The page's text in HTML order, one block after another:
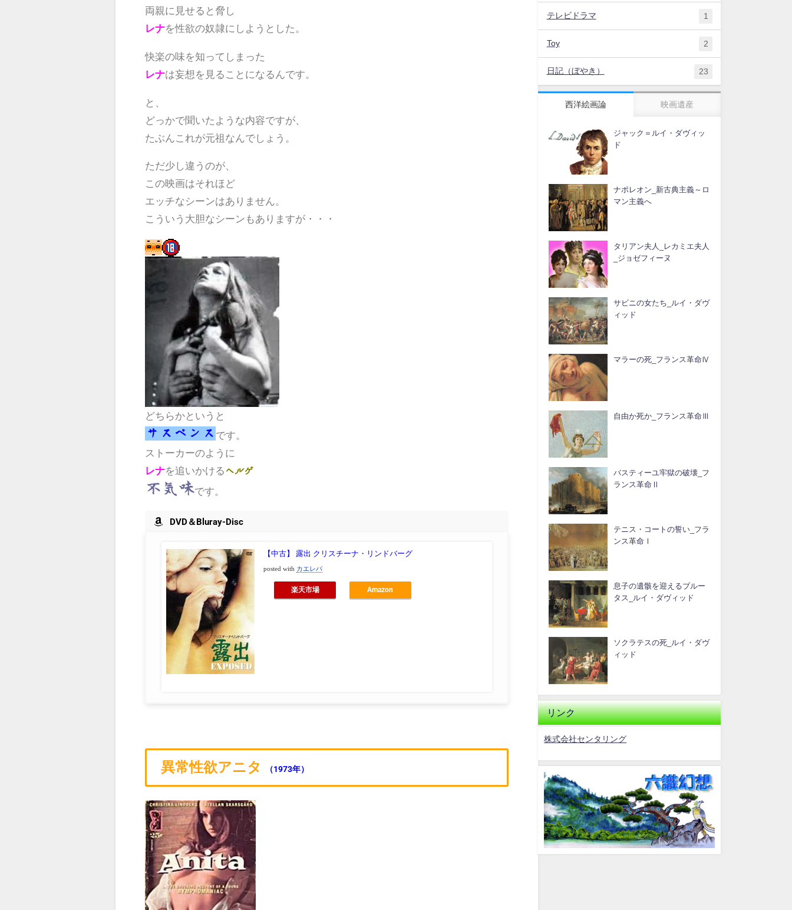
両親に見せると脅し
レナを性欲の奴隷にしようとした。
快楽の味を知ってしまった
レナは妄想を見ることになるんです。
と、
どっかで聞いたような内容ですが、
たぶんこれが元祖なんでしょう。
ただ少し違うのが、
この映画はそれほど
エッチなシーンはありません。
こういう大胆なシーンもありますが・・・
どちらかというと
サスペンス です。
ストーカーのように
レナを追いかける ヘルゲ
不気味です。
DVD＆Bluray-Disc
【中古】 露出 クリスチーナ・リンドバーグ
posted with カエレバ
楽天市場 Amazon
異常性欲アニタ （1973年）
テレビドラマ 1
Toy 2
日記（ぼやき） 23
西洋絵画論 映画遺産
ジャック＝ルイ・ダヴィッ
ド
ナポレオン_新古典主義～ロ
マン主義へ
タリアン夫人_レカミエ夫人
_ジョゼフィーヌ
サビニの女たち_ルイ・ダヴ
ィッド
マラーの死_フランス革命Ⅳ
自由か死か_フランス革命Ⅲ
バスティーユ牢獄の破壊_フ
ランス革命Ⅱ
テニス・コートの誓い_フラ
ンス革命Ⅰ
息子の遺骸を迎えるブルー
タス_ルイ・ダヴィッド
ソクラテスの死_ルイ・ダヴ
ィッド
リンク
株式会社センタリング